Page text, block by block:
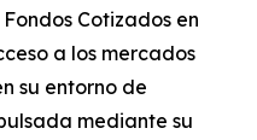
Cotizados en
a los mercados
su entorno de
mediante su